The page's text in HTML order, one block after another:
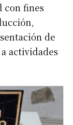
con fines
de
actividades